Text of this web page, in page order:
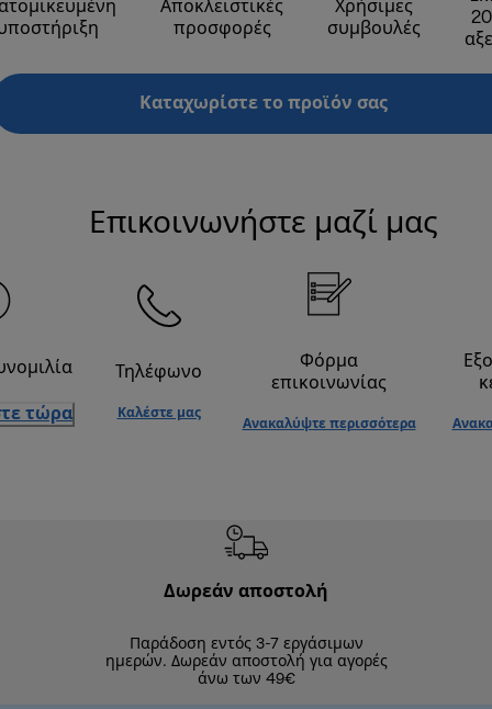
Αποκλειστικές
προσφορές
Χρήσιμες
συμβουλές
Καταχωρίστε το προϊόν σας
Επικοινωνήστε μαζί μας
τώρα
Τηλέφωνο
Καλέστε μας
Φόρμα
επικοινωνίας
Ανακαλύψτε περισσότερα
Δωρεάν αποστολή
Παράδοση εντός 3-7 εργάσιμων
ημερών. Δωρεάν αποστολή για αγορές
άνω των 49€